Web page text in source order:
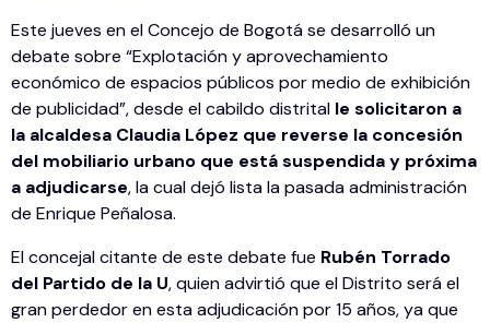
Este jueves en el Concejo de Bogotá se desarrolló un
debate sobre “Explotación y aprovechamiento
económico de espacios públicos por medio de exhibición
de publicidad”, desde el cabildo distrital le solicitaron a
la alcaldesa Claudia López que reverse la concesión
del mobiliario urbano que está suspendida y próxima
a adjudicarse, la cual dejó lista la pasada administración
de Enrique Peñalosa.
El concejal citante de este debate fue Rubén Torrado
del Partido de la U, quien advirtió que el Distrito será el
gran perdedor en esta adjudicación por 15 años, ya que